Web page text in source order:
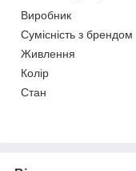
Виробник
Сумісність з брендом
Живлення
Колір
Стан